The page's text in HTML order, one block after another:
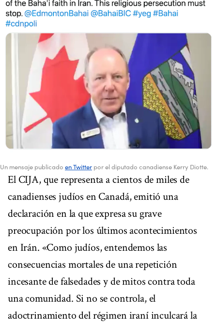
Un mensaje publicado en Twitter por el diputado canadiense Kerry Diotte.
El CIJA, que representa a cientos de miles de
canadienses judíos en Canadá, emitió una
declaración en la que expresa su grave
preocupación por los últimos acontecimientos
en Irán. «Como judíos, entendemos las
consecuencias mortales de una repetición
incesante de falsedades y de mitos contra toda
una comunidad. Si no se controla, el
adoctrinamiento del régimen iraní inculcará la